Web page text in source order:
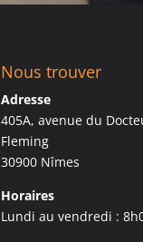
Nous trouver
Adresse
405A, avenue du
Fleming
30900 Nîmes
Horaires
Lundi au vendredi :